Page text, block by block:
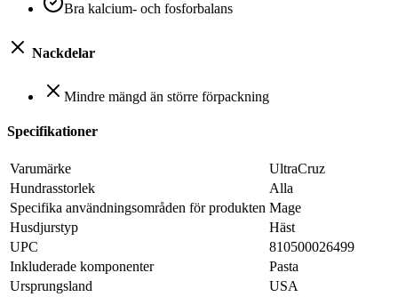
Bra kalcium- och fosforbalans
Nackdelar
Mindre mängd än större förpackning
Specifikationer
Varumärke
UltraCruz
Hundrasstorlek
Alla
Specifika användningsområden för produkten Mage
Husdjurstyp
Häst
UPC
810500026499
Inkluderade komponenter
Pasta
Ursprungsland
USA